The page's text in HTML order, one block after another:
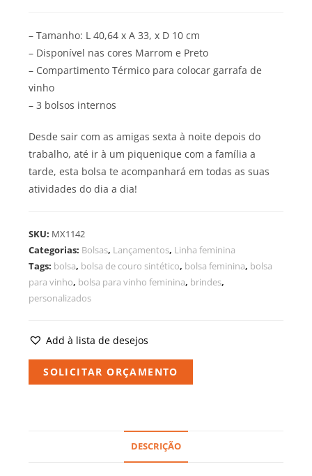
– Tamanho: L 40,64 x A 33, x D 10 cm
– Disponível nas cores Marrom e Preto
– Compartimento Térmico para colocar garrafa de
vinho
– 3 bolsos internos
Desde sair com as amigas sexta à noite depois do
trabalho, até ir à um piquenique com a família a
tarde, esta bolsa te acompanhará em todas as suas
atividades do dia a dia!
SKU: MX1142
Categorias: Bolsas, Lançamentos, Linha feminina
Tags: bolsa, bolsa de couro sintético, bolsa feminina, bolsa
para vinho, bolsa para vinho feminina, brindes,
personalizados
Add à lista de desejos
SOLICITAR ORÇAMENTO
DESCRIÇÃO